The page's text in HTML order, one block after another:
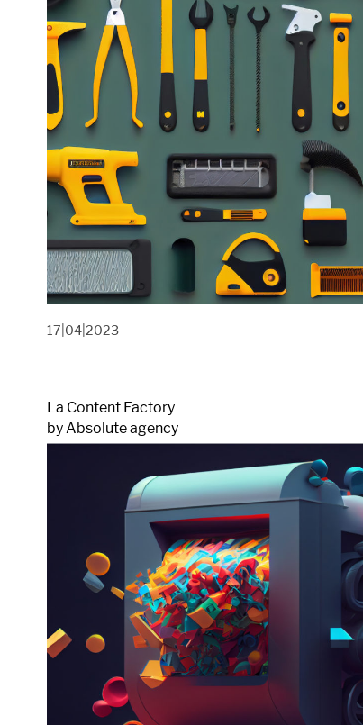
17|04|2023
La Content Factory
by Absolute agency